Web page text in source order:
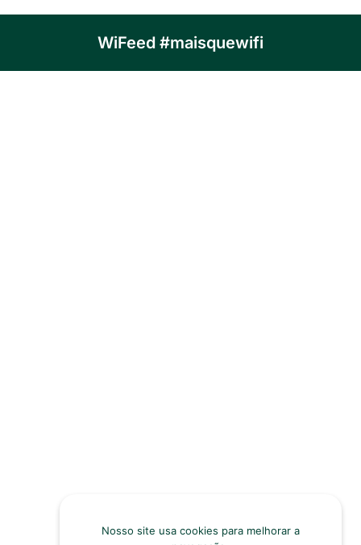
WiFeed #maisquewifi
Nosso site usa cookies para melhorar a